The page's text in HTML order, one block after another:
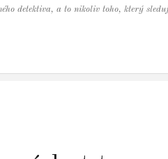
detektiva, a to nikoliv toho, který